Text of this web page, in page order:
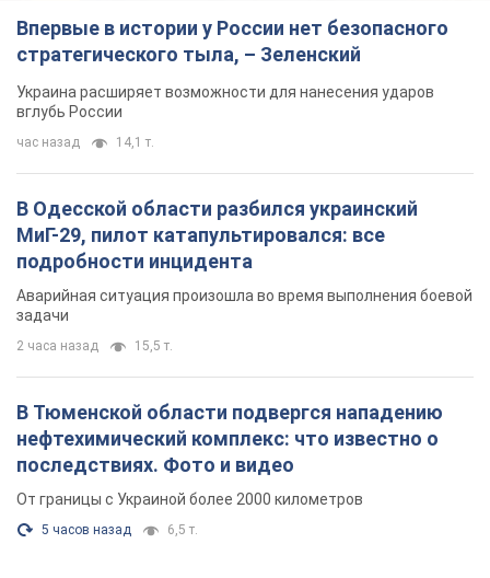
Впервые в истории у России нет безопасного
стратегического тыла, – Зеленский
Украина расширяет возможности для нанесения ударов
вглубь России
час назад 14,1 т.
В Одесской области разбился украинский
МиГ-29, пилот катапультировался: все
подробности инцидента
Аварийная ситуация произошла во время выполнения боевой
задачи
2 часа назад 15,5 т.
В Тюменской области подвергся нападению
нефтехимический комплекс: что известно о
последствиях. Фото и видео
От границы с Украиной более 2000 километров
5 часов назад 6,5 т.